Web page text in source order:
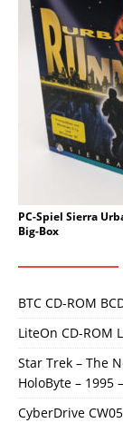
PC-Spiel Sierra
Big-Box
BTC CD-ROM
LiteOn CD-ROM
Star Trek – The
HoloByte – 1995
CyberDrive